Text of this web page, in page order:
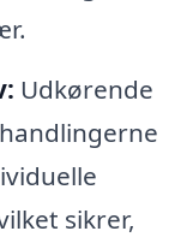
Udkørende
sikrer,